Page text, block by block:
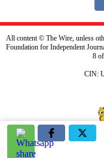
All content © The Wire, unless
Foundation for Independent
8
CIN: